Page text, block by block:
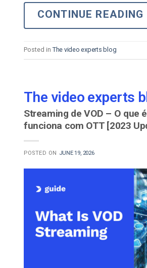
CONTINUE READING
Posted in The video experts blog
The video experts
Streaming de VOD – O que
funciona com OTT [2023
POSTED ON JUNE 19, 2026